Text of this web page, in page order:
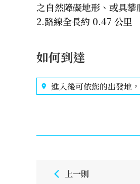
之自然障礙地形、或具攀
2.路線全長約 0.47 公里
如何到達
進入後可依您的出發地
上一則